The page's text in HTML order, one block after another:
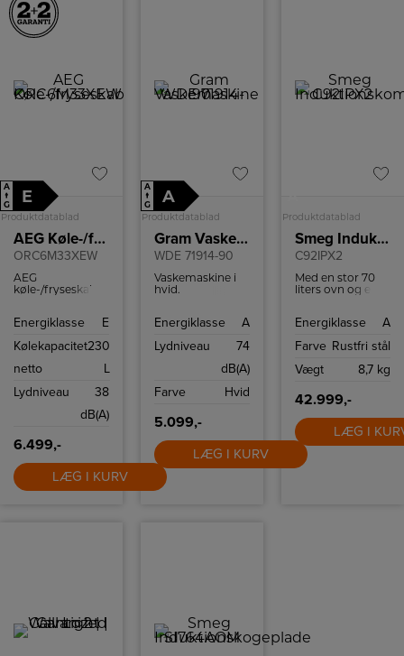
Den elektroniske
motor sikrer
kraftfuld ydeevne
A
↑
G
E
Produktdatablad
AEG Køle-/fryseskab
ORC6M33XEW
AEG
køle-/fryseskab
Energiklasse
E
Kølekapacitet
netto
230
L
Lydniveau
38
dB(A)
6.499,-
LÆG I KURV
A
↑
G
A
Produktdatablad
Gram Vaskemaskine
WDE 71914-90
Vaskemaskine i
hvid.
tidsforskudt start
resttidsindikation.
Energiklasse
A
Lydniveau
74
dB(A)
Farve
Hvid
5.099,-
LÆG I KURV
Produktdatablad
Smeg Induktionskomfur
C92IPX2
Med en stor 70
liters ovn og en
udstyret til at
varieret menu.
en varmluftsovn
varmefordeling,
mens den ekstra
ovn er traditionel,
perfekt til retter,
der kræver en
mere rettet
varme. Begge
Energiklasse
A
Farve Rustfri stål
Vægt
8,7 kg
42.999,-
LÆG I